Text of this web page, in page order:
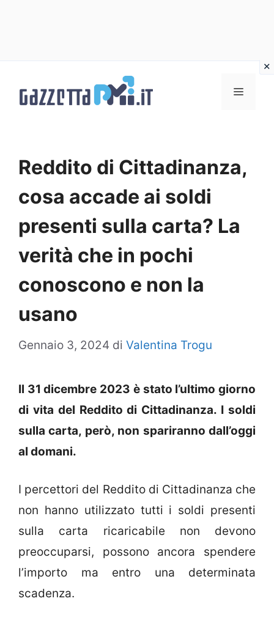
Menu
Reddito di Cittadinanza,
cosa accade ai soldi
presenti sulla carta? La
verità che in pochi
conoscono e non la
usano
Gennaio 3, 2024 di Valentina Trogu
Il 31 dicembre 2023 è stato l’ultimo giorno
di vita del Reddito di Cittadinanza. I soldi
sulla carta, però, non spariranno dall’oggi
al domani.
I percettori del Reddito di Cittadinanza che
non hanno utilizzato tutti i soldi presenti
sulla carta ricaricabile non devono
preoccuparsi, possono ancora spendere
l’importo ma entro una determinata
scadenza.